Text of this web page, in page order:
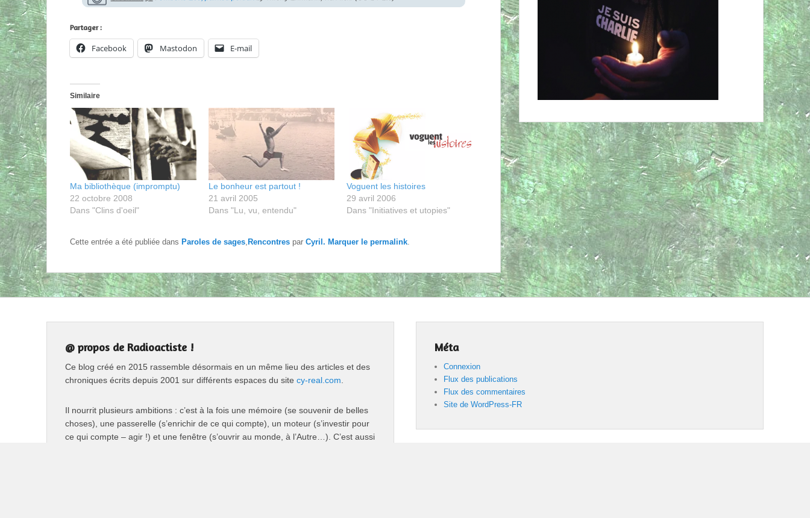
Partager :
Facebook Mastodon E-mail
Similaire
Ma bibliothèque (impromptu)
22 octobre 2008
Dans "Clins d'oeil"
Le bonheur est partout !
21 avril 2005
Dans "Lu, vu, entendu"
Voguent les histoires
29 avril 2006
Dans "Initiatives et utopies"
Cette entrée a été publiée dans Paroles de sages, Rencontres par Cyril . Marquer le permalink.
@ propos de Radioactiste !
Ce blog créé en 2015 rassemble désormais en un même lieu des articles et des
chroniques écrits depuis 2001 sur différents espaces du site cy-real.com.
Il nourrit plusieurs ambitions : c’est à la fois une mémoire (se souvenir de belles
choses), une passerelle (s’enrichir de ce qui compte), un moteur (s’investir pour
ce qui compte – agir !) et une fenêtre (s’ouvrir au monde, à l’Autre…). C’est aussi
Méta
Connexion
Flux des publications
Flux des commentaires
Site de WordPress-FR